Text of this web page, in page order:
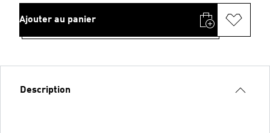
Ajouter au panier
Description